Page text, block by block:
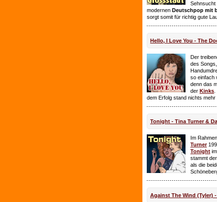
Sehnsucht
modernen Deutschpop mit
sorgt somit für richtig gute
Hello, I Love You - The
Der
des
so einfach
denn das
der Kinks
dem Erfolg stand nichts mehr
Tonight - Tina Turner &
Im
Turner
Tonight
stammt
als die
Against The Wind (Tyler)